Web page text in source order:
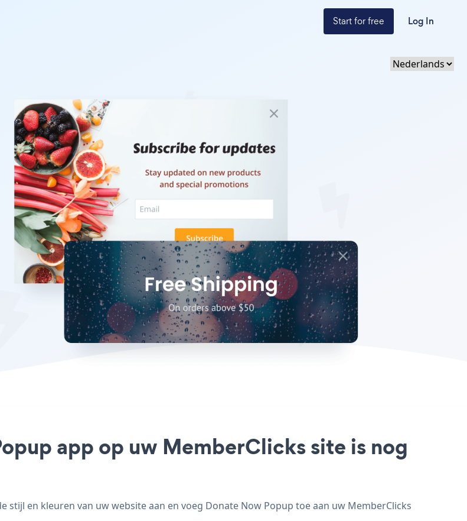
Start for free Log In
app op uw MemberClicks site is nog
stijl en kleuren van uw website aan en voeg Donate Now Popup toe aan uw MemberClicks